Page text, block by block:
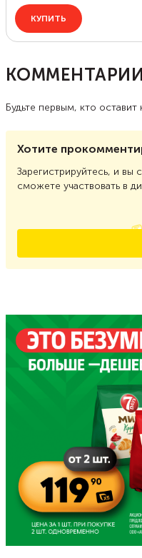
КОММЕНТАРИИ
Будьте первым, кто
Хотите
Зарегистрируйтесь, и вы
сможете участвовать в